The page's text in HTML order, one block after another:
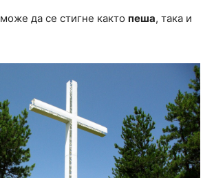
може да се стигне както пеша, така и